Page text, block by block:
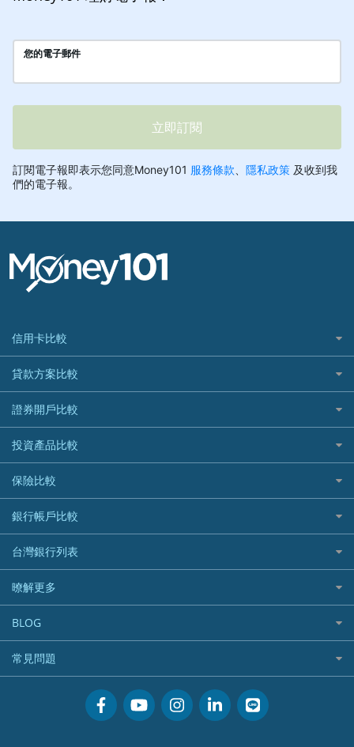
信用卡比較
信用卡情境類別推薦
所有信用卡
精選推薦
國內外現金回饋
繳稅優惠
航空哩程回饋
加油優惠
分期零利率優惠
首刷禮優惠
網購優惠
行動支付優惠
旅遊訂房優惠
貸款方案比較
快速線上貸款推薦
最完整貸款資訊一次看
繳稅貸款
貸款計算機
車貸計算機
精選貸款推薦
信貸利率比較
一般個人貸款
優質客戶貸款
小額借款
循環貸款
汽機車貸款比較
證券開戶比較
台股證券戶
美股證券戶
投資產品比較
機器人投資
加密貨幣
外幣定存
保險比較
住宅險
汽車保險
機車保險
寵物險
銀行帳戶比較
財富管理帳戶
數位存款帳戶
美元定存
台灣銀行列表
銀行與合作機構列表
銀行客服電話
暸解更多
加入我們
訂閱電子報
媒體聯絡
BLOG
專欄文章
常見問題
活動禮贈品兌換相關
會員相關常見問題